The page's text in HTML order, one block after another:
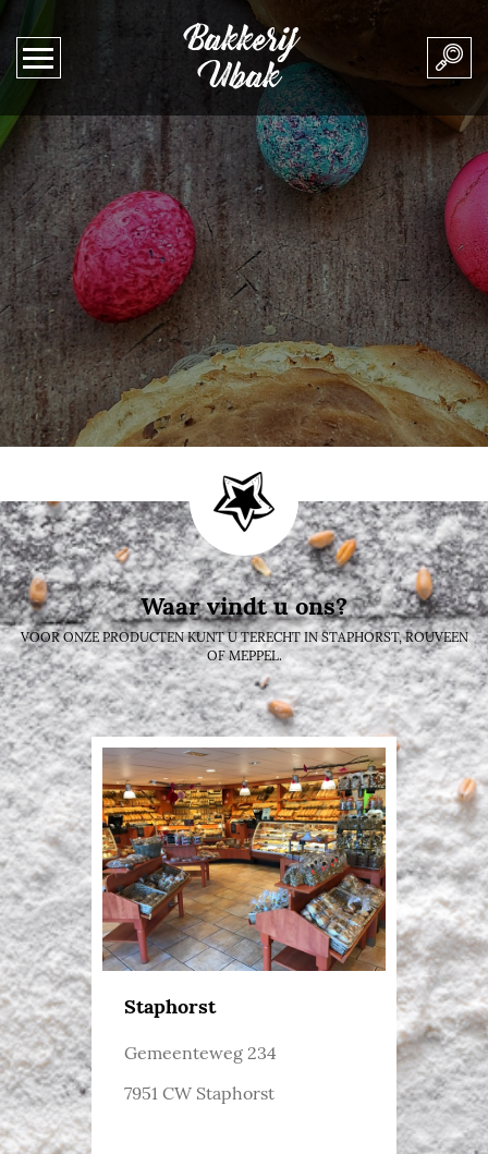
Bakkerij
Ubak
Waar vindt u ons?
VOOR ONZE PRODUCTEN KUNT U TERECHT IN STAPHORST, ROUVEEN
OF MEPPEL.
Staphorst
Gemeenteweg 234
7951 CW Staphorst